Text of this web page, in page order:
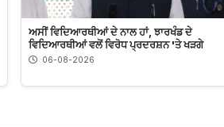
ਅਸੀਂ ਵਿਦਿਆਰਥੀਆਂ ਦੇ ਨਾਲ ਹਾਂ, ਝਾਰਖੰਡ ਦੇ
ਵਿਦਿਆਰਥੀਆਂ ਵਲੋਂ ਵਿਰੋਧ ਪ੍ਰਦਰਸ਼ਨ 'ਤੇ ਖੜਗੇ
06-08-2026